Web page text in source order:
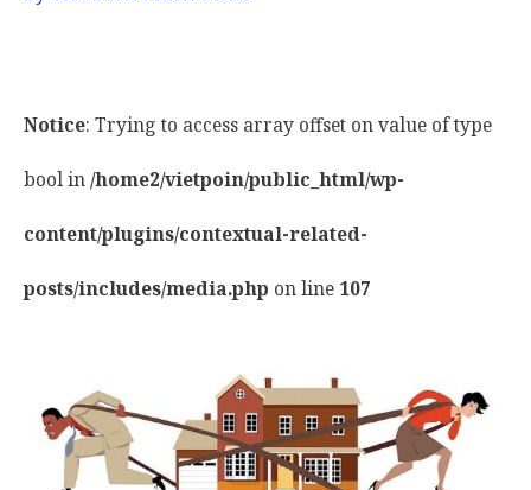
Notice: Trying to access array offset on value of type
bool in/home2/vietpoin/public_html/wp-
content/plugins/contextual-related-
posts/includes/media.php on line 107